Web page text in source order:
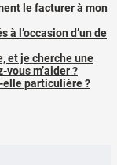
le facturer à mon
l’occasion d’un de
et je cherche une
m’aider ?
elle particulière ?